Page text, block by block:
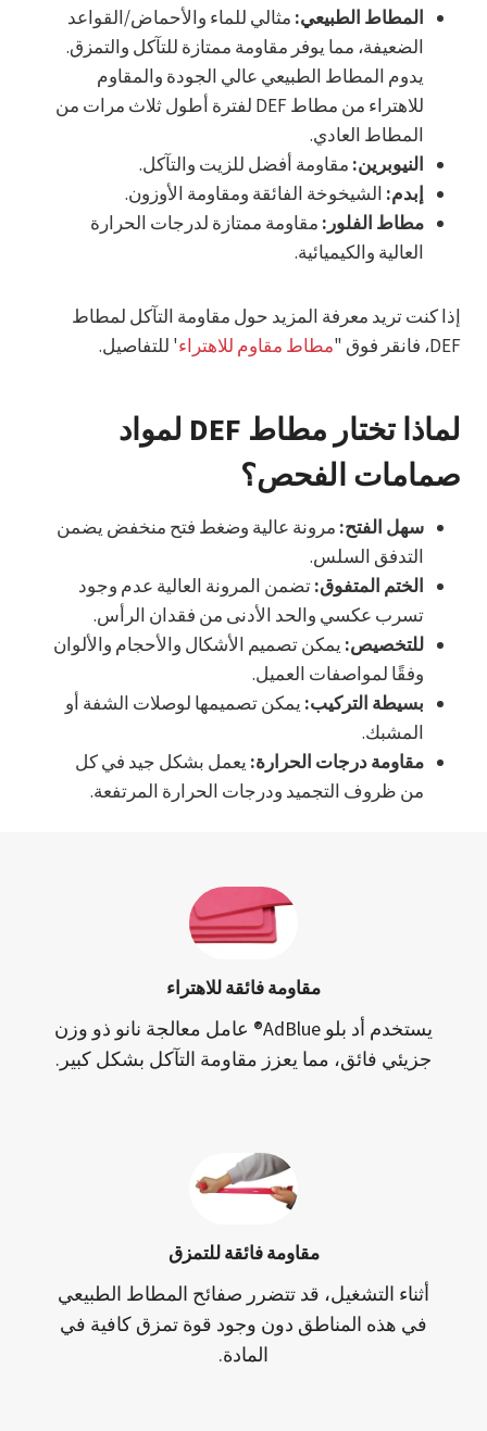
المطاط الطبيعي: مثالي للماء والأحماض/القواعد
الضعيفة، مما يوفر مقاومة ممتازة للتآكل والتمزق.
يدوم المطاط الطبيعي عالي الجودة والمقاوم
للاهتراء من مطاط DEF لفترة أطول ثلاث مرات من
المطاط العادي.
النيوبرين: مقاومة أفضل للزيت والتآكل.
إبدم: الشيخوخة الفائقة ومقاومة الأوزون.
مطاط الفلور: مقاومة ممتازة لدرجات الحرارة
العالية والكيميائية.
إذا كنت تريد معرفة المزيد حول مقاومة التآكل لمطاط
DEF، فانقر فوق "
مطاط مقاوم للاهتراء' للتفاصيل.
لماذا تختار مطاط DEF لمواد
صمامات الفحص؟
سهل الفتح: مرونة عالية وضغط فتح منخفض يضمن
التدفق السلس.
الختم المتفوق:تضمن المرونة العالية عدم وجود
تسرب عكسي والحد الأدنى من فقدان الرأس.
للتخصيص: يمكن تصميم الأشكال والأحجام والألوان
وفقًا لمواصفات العميل.
بسيطة التركيب: يمكن تصميمها لوصلات الشفة أو
المشبك.
مقاومة درجات الحرارة: يعمل بشكل جيد في كل
من ظروف التجميد ودرجات الحرارة المرتفعة.
مقاومة فائقة للاهتراء
يستخدم أد بلو AdBlue® عامل معالجة نانو ذو وزن
جزيئي فائق، مما يعزز مقاومة التآكل بشكل كبير.
مقاومة فائقة للتمزق
أثناء التشغيل، قد تتضرر صفائح المطاط الطبيعي
في هذه المناطق دون وجود قوة تمزق كافية في
المادة.